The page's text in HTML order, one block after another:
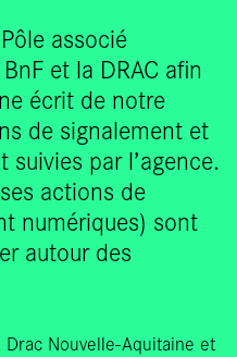
associé
et la DRAC afin
écrit de notre
de signalement et
par l’agence.
actions de
numériques) sont
autour des
Nouvelle-Aquitaine et